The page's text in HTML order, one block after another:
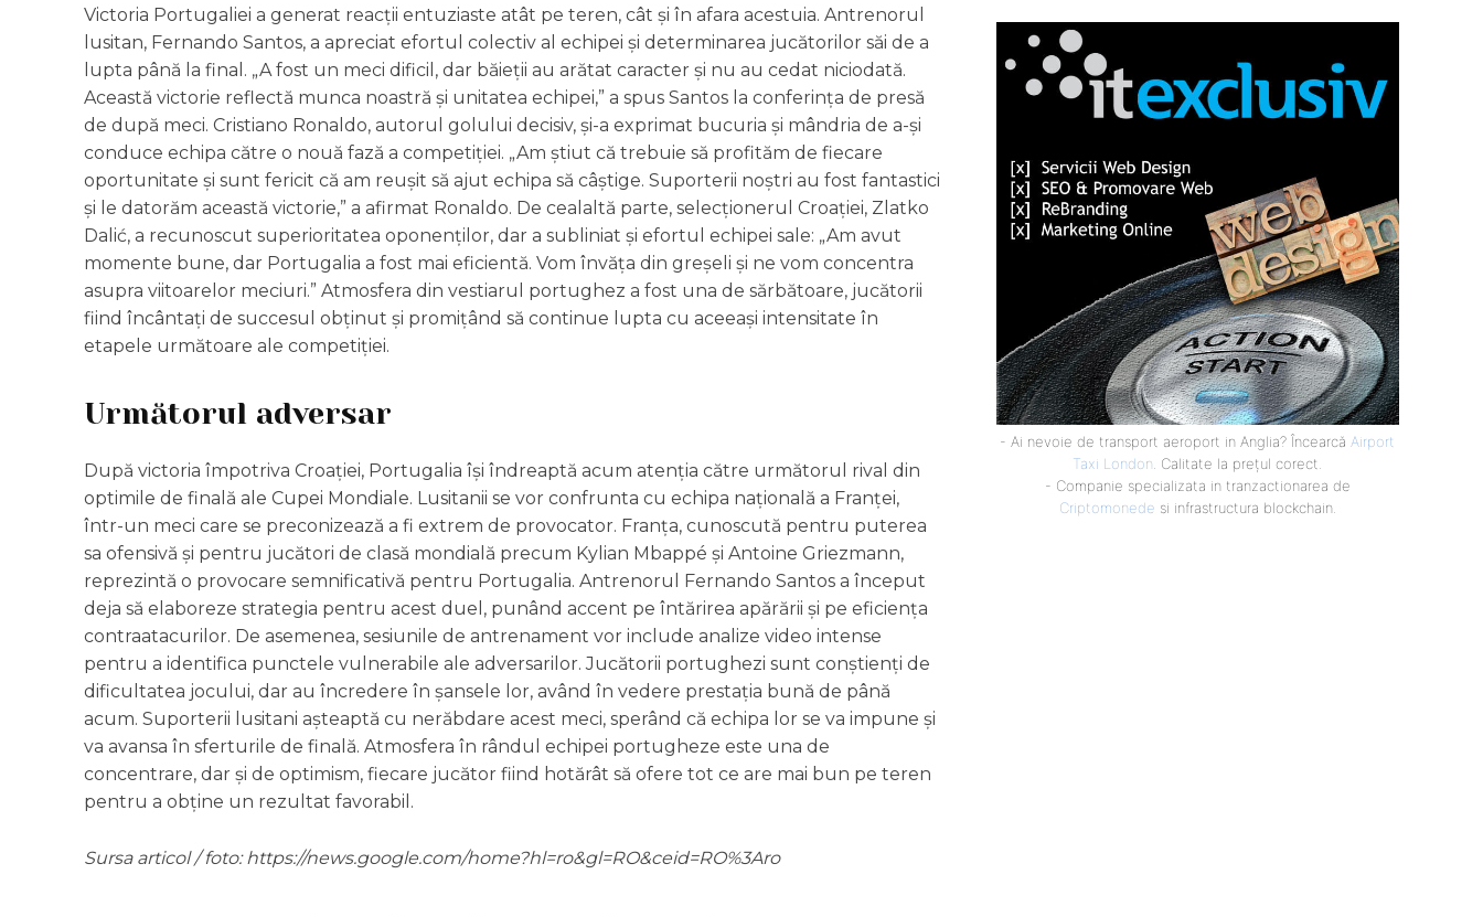
Victoria Portugaliei a generat reacții entuziaste atât pe teren, cât și în afara acestuia. Antrenorul
lusitan, Fernando Santos, a apreciat efortul colectiv al echipei și determinarea jucătorilor săi de a
lupta până la final. „A fost un meci dificil, dar băieții au arătat caracter și nu au cedat niciodată.
Această victorie reflectă munca noastră și unitatea echipei,” a spus Santos la conferința de presă
de după meci. Cristiano Ronaldo, autorul golului decisiv, și-a exprimat bucuria și mândria de a-și
conduce echipa către o nouă fază a competiției. „Am știut că trebuie să profităm de fiecare
oportunitate și sunt fericit că am reușit să ajut echipa să câștige. Suporterii noștri au fost fantastici
și le datorăm această victorie,” a afirmat Ronaldo. De cealaltă parte, selecționerul Croației, Zlatko
Dalić, a recunoscut superioritatea oponenților, dar a subliniat și efortul echipei sale: „Am avut
momente bune, dar Portugalia a fost mai eficientă. Vom învăța din greșeli și ne vom concentra
asupra viitoarelor meciuri.” Atmosfera din vestiarul portughez a fost una de sărbătoare, jucătorii
fiind încântați de succesul obținut și promițând să continue lupta cu aceeași intensitate în
etapele următoare ale competiției.
Următorul adversar
După victoria împotriva Croației, Portugalia își îndreaptă acum atenția către următorul rival din
optimile de finală ale Cupei Mondiale. Lusitanii se vor confrunta cu echipa națională a Franței,
într-un meci care se preconizează a fi extrem de provocator. Franța, cunoscută pentru puterea
sa ofensivă și pentru jucători de clasă mondială precum Kylian Mbappé și Antoine Griezmann,
reprezintă o provocare semnificativă pentru Portugalia. Antrenorul Fernando Santos a început
deja să elaboreze strategia pentru acest duel, punând accent pe întărirea apărării și pe eficiența
contraatacurilor. De asemenea, sesiunile de antrenament vor include analize video intense
pentru a identifica punctele vulnerabile ale adversarilor. Jucătorii portughezi sunt conștienți de
dificultatea jocului, dar au încredere în șansele lor, având în vedere prestația bună de până
acum. Suporterii lusitani așteaptă cu nerăbdare acest meci, sperând că echipa lor se va impune și
va avansa în sferturile de finală. Atmosfera în rândul echipei portugheze este una de
concentrare, dar și de optimism, fiecare jucător fiind hotărât să ofere tot ce are mai bun pe teren
pentru a obține un rezultat favorabil.
Sursa articol / foto: https://news.google.com/home?hl=ro&gl=RO&ceid=RO%3Aro
- Ai nevoie de transport aeroport in Anglia? ÎncearcăAirport
Taxi London. Calitate la prețul corect.
- Companie specializata in tranzactionarea de
Criptomonede si infrastructura blockchain.